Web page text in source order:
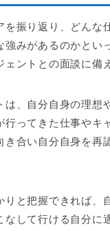
を振り返り、どんな
強みがあるのかとい
ントとの面談に備
は、自分自身の理想
行ってきた仕事やキ
き合い自分自身を再
りと把握できれば、
なして行ける自分に